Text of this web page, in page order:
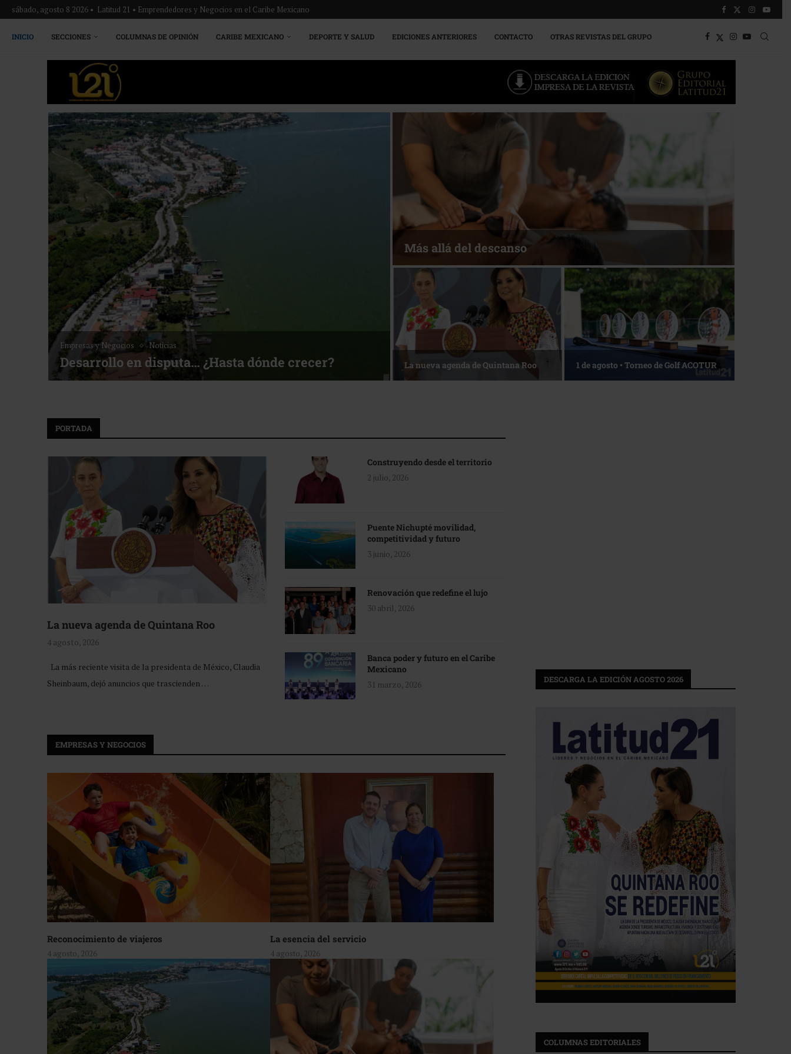
sábado, agosto 8 2026 • Latitud 21 • Emprendedores y Negocios en el Caribe Mexicano
INICIO SECCIONES COLUMNAS DE OPINIÓN CARIBE MEXICANO DEPORTE Y SALUD EDICIONES ANTERIORES CONTACTO OTRAS REVISTAS DEL GRUPO
Noticias
Bottega, un viaje servido a la mesa
Energía que Impulsa la competitividad
Reconocimiento de viajeros La esencia del servicio
PORTADA
La nueva agenda de Quintana Roo
4 agosto, 2026
La más reciente visita de la presidenta de México, Claudia
Sheinbaum, dejó anuncios que trascienden …
Construyendo desde el territorio
2 julio, 2026
Puente Nichupté movilidad,
competitividad y futuro
3 junio, 2026
Renovación que redefine el lujo
30 abril, 2026
Banca poder y futuro en el Caribe
Mexicano
31 marzo, 2026
EMPRESAS Y NEGOCIOS
Reconocimiento de viajeros
4 agosto, 2026
La esencia del servicio
4 agosto, 2026
DESCARGA LA EDICIÓN AGOSTO 2026
COLUMNAS EDITORIALES